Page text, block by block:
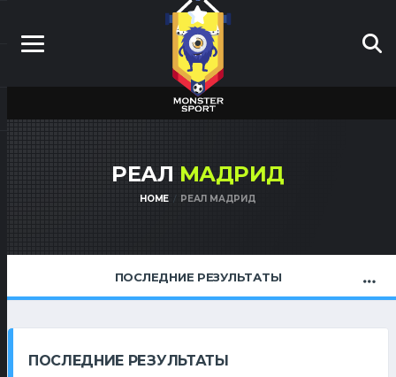
РЕАЛ МАДРИД
HOME РЕАЛ МАДРИД
ПОСЛЕДНИЕ РЕЗУЛЬТАТЫ
ПОСЛЕДНИЕ РЕЗУЛЬТАТЫ